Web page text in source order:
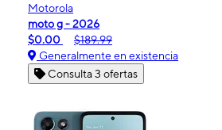
Motorola
moto g - 2026
$0.00
$189.99
Generalmente en existencia
Consulta 3 ofertas